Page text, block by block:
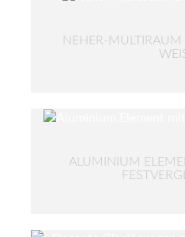
NEHER-MULTIRAUM
ALUMINIUM